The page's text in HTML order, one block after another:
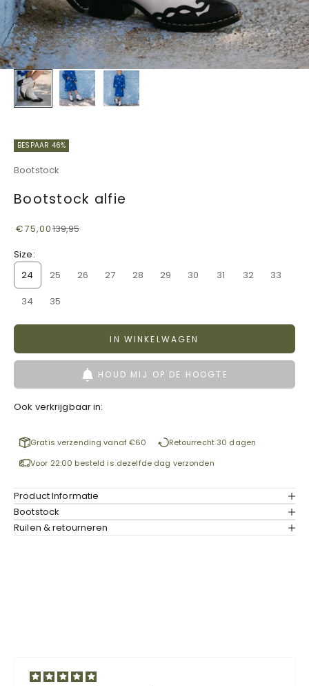
BESPAAR 46%
Bootstock
Bootstock alfie
Aanbiedingsprijs
€75,00Normale prijs
139,95
Size:
24
25 26 27 28 29 30 31 32
33
34
35
IN WINKELWAGEN
HOUD MIJ OP DE HOOGTE
Ook verkrijgbaar in:
Gratis verzending vanaf €60
Retourrecht 30 dagen
Voor 22:00 besteld is dezelfde dag verzonden
Product Informatie
Bootstock
Ruilen & retourneren